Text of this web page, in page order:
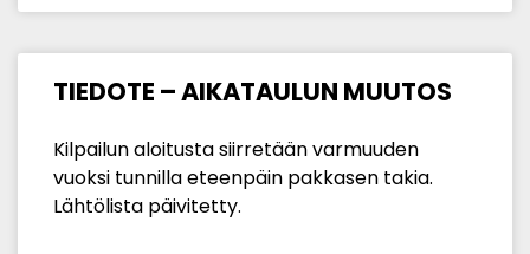
TIEDOTE – AIKATAULUN MUUTOS
Kilpailun aloitusta siirretään varmuuden
vuoksi tunnilla eteenpäin pakkasen takia.
Lähtölista päivitetty.